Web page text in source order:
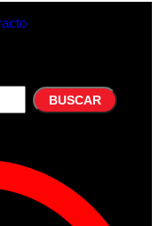
BUSCAR